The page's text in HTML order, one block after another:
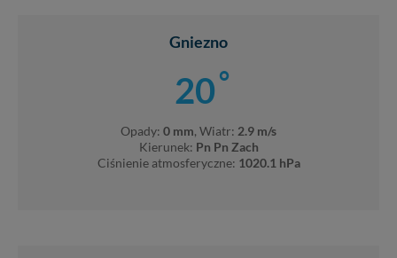
Gniezno
20°
Opady: 0 mm, Wiatr: 2.9 m/s
Kierunek: Pn Pn Zach
Ciśnienie atmosferyczne: 1020.1 hPa